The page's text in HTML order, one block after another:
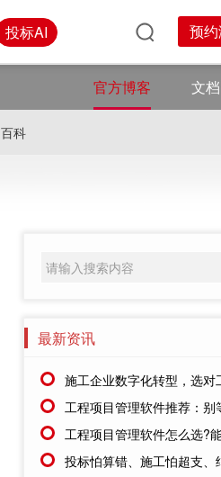
投标AI 预
官方博客 文
百科
最新资讯
施工企业数字化转型，选对工
工程项目管理软件推荐：别等年底才知道亏了!
工程项目管理软件怎么选?能同时管住资
投标怕算错、施工怕超支、结算怕扯皮?这款